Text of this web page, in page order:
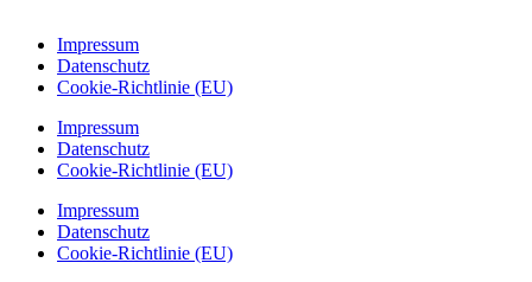
Impressum
Datenschutz
Cookie-Richtlinie (EU)
Impressum
Datenschutz
Cookie-Richtlinie (EU)
Impressum
Datenschutz
Cookie-Richtlinie (EU)